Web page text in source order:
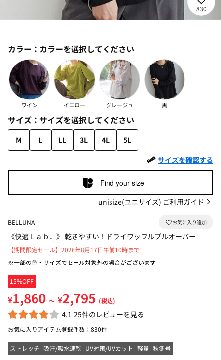
830
カラー： カラーを選択してください
ワイン イエロー グレージュ 黒
サイズ： サイズを選択してください
M L LL 3L 4L
5L
サイズを確認する
Find your size
unisize(ユニサイズ) ご利用ガイド
BELLUNA
《快適Ｌａｂ．》 乾きやすい！ドライワッフルプルオーバー
15%OFF
【期間限定セール】2026年8月17日午前10時まで
※一部の色・サイズでセール対象外の場合がございます
¥1,860 ～ ¥2,795 (税込)
4.1 25件のレビューを見る
お気に入りアイテム登録件数： 830件
ストレッチ 吸汗/吸水速乾 UV対策/UVカット 軽量 秋冬号